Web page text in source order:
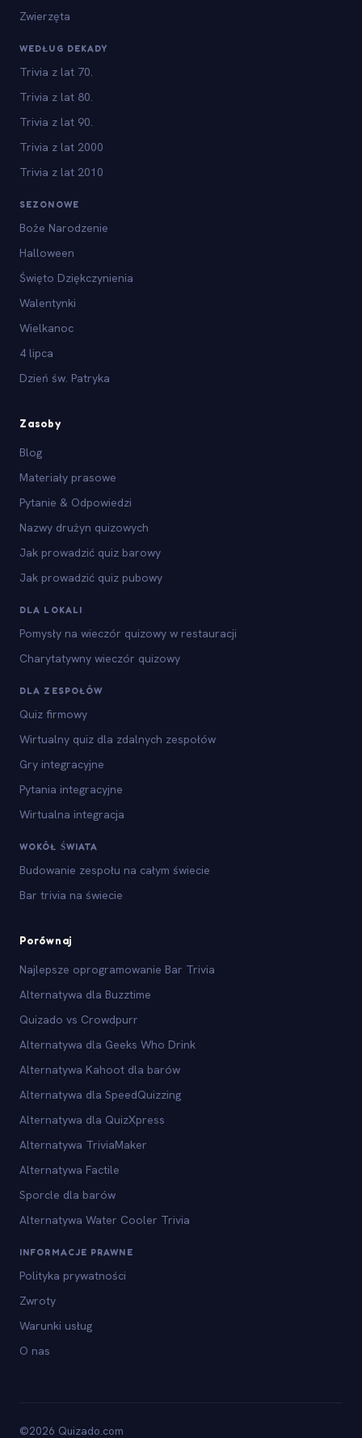
Zwierzęta
WEDŁUG DEKADY
Trivia z lat 70.
Trivia z lat 80.
Trivia z lat 90.
Trivia z lat 2000
Trivia z lat 2010
SEZONOWE
Boże Narodzenie
Halloween
Święto Dziękczynienia
Walentynki
Wielkanoc
4 lipca
Dzień św. Patryka
Zasoby
Blog
Materiały prasowe
Pytanie & Odpowiedzi
Nazwy drużyn quizowych
Jak prowadzić quiz barowy
Jak prowadzić quiz pubowy
DLA LOKALI
Pomysły na wieczór quizowy w restauracji
Charytatywny wieczór quizowy
DLA ZESPOŁÓW
Quiz firmowy
Wirtualny quiz dla zdalnych zespołów
Gry integracyjne
Pytania integracyjne
Wirtualna integracja
WOKÓŁ ŚWIATA
Budowanie zespołu na całym świecie
Bar trivia na świecie
Porównaj
Najlepsze oprogramowanie Bar Trivia
Alternatywa dla Buzztime
Quizado vs Crowdpurr
Alternatywa dla Geeks Who Drink
Alternatywa Kahoot dla barów
Alternatywa dla SpeedQuizzing
Alternatywa dla QuizXpress
Alternatywa TriviaMaker
Alternatywa Factile
Sporcle dla barów
Alternatywa Water Cooler Trivia
INFORMACJE PRAWNE
Polityka prywatności
Zwroty
Warunki usług
O nas
©2026 Quizado.com